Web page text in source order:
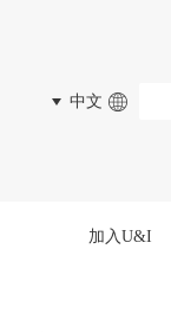
中文
加入U&I